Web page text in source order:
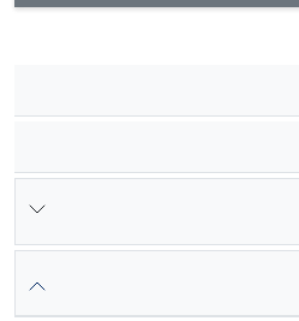
قابلیت پیش‌بینی عملکرد آینده
ترکیبی، پیش از این در ادبیات
همزمان بر پایداری و تاب‌آوری
ارایه نشده و از این منظر دارای
واضح است.